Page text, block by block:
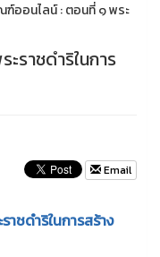
ออนไลน์ : ตอนที่ ๑ พระ
าชดำริในการ
Email
ชดำริในการสร้าง